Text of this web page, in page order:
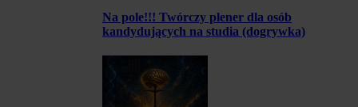
Na pole!!! Twórczy plener dla osób
kandydujących na studia (dogrywka)